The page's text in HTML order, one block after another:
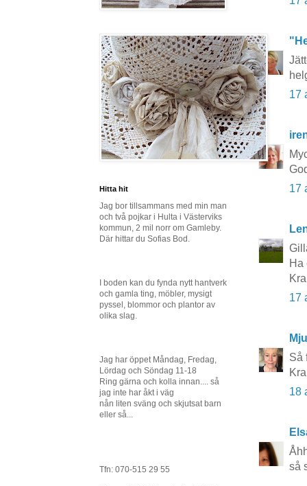
17
17
Ha
17
Så
18
så
Hitta hit
Jag bor tillsammans med min man
och två pojkar i Hulta i Västerviks
kommun, 2 mil norr om Gamleby.
Där hittar du Sofias Bod.
I boden kan du fynda nytt hantverk
och gamla ting, möbler, mysigt
pyssel, blommor och plantor av
olika slag.
Jag har öppet Måndag, Fredag,
Lördag och Söndag 11-18
Ring gärna och kolla innan.... så
jag inte har åkt i väg
nån liten sväng och skjutsat barn
eller så...
Tfn: 070-515 29 55